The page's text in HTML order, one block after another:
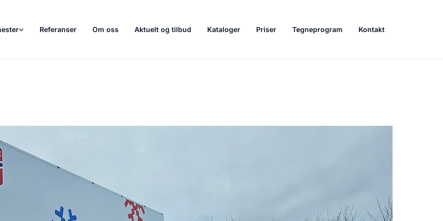
Referanser Om oss Aktuelt og tilbud Kataloger Priser Tegneprogram Kontakt